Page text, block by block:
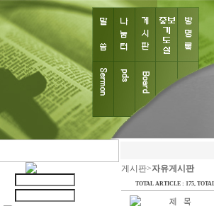
게시판>자유게시판
TOTAL ARTICLE : 175,